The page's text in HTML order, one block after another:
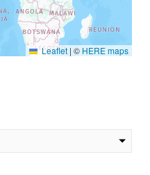
Leaflet | © HERE maps